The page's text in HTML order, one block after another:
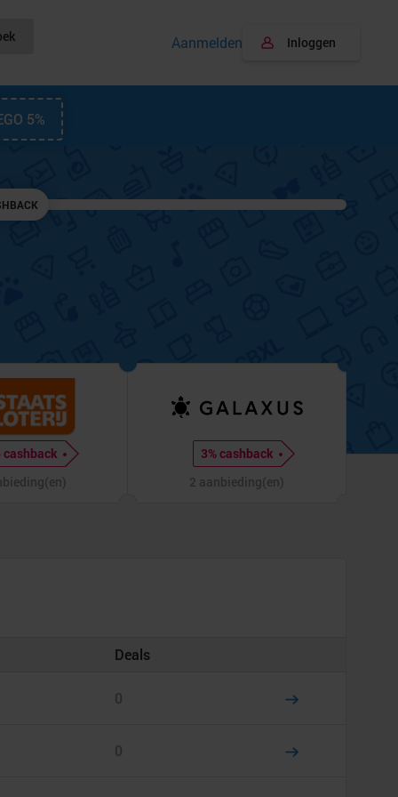
Aanmelden Inloggen
5%
cashback
3% cashback
2 aanbieding(en)
Deals
0
0